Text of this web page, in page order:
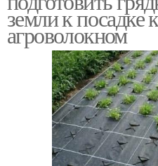
Почва для клубники
земли к посадке
агроволокном